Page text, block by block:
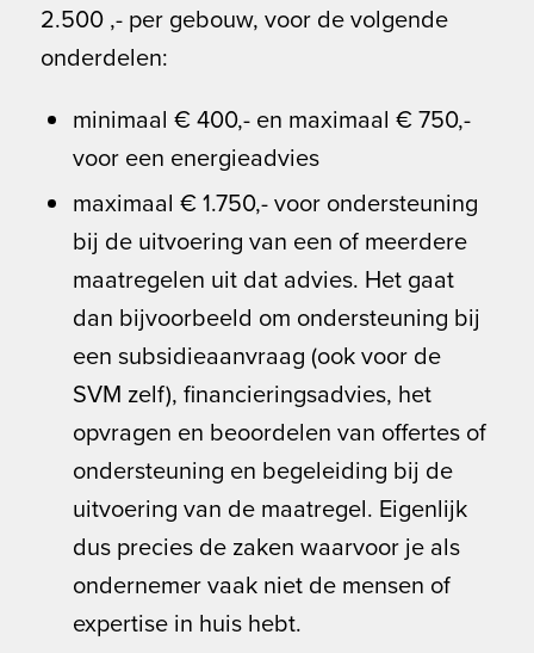
2.500 ,- per gebouw, voor de volgende
onderdelen:
minimaal € 400,- en maximaal € 750,-
voor een energieadvies
maximaal € 1.750,- voor ondersteuning
bij de uitvoering van een of meerdere
maatregelen uit dat advies. Het gaat
dan bijvoorbeeld om ondersteuning bij
een subsidieaanvraag (ook voor de
SVM zelf), financieringsadvies, het
opvragen en beoordelen van offertes of
ondersteuning en begeleiding bij de
uitvoering van de maatregel. Eigenlijk
dus precies de zaken waarvoor je als
ondernemer vaak niet de mensen of
expertise in huis hebt.